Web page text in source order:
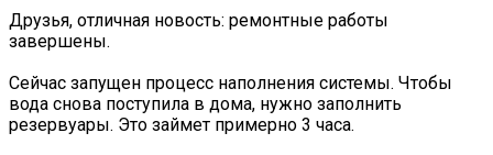
Друзья, отличная новость: ремонтные работы
завершены.
Сейчас запущен процесс наполнения системы. Чтобы
вода снова поступила в дома, нужно заполнить
резервуары. Это займет примерно 3 часа.